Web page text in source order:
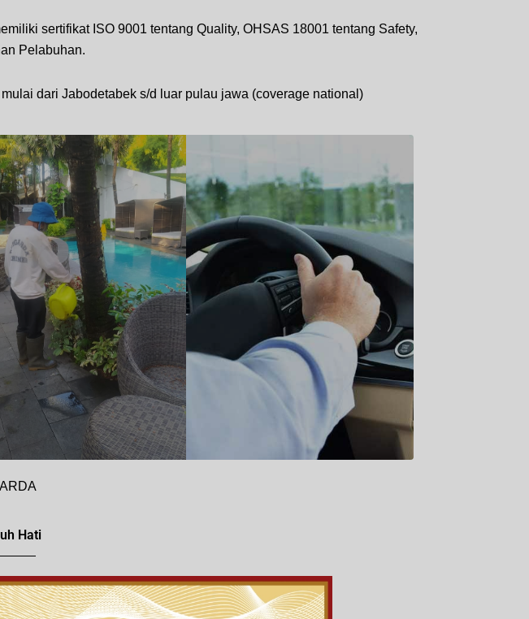
sertifikat ISO 9001 tentang Quality, OHSAS 18001 tentang Safety,
Pelabuhan.
dari Jabodetabek s/d luar pulau jawa (coverage national)
Hati